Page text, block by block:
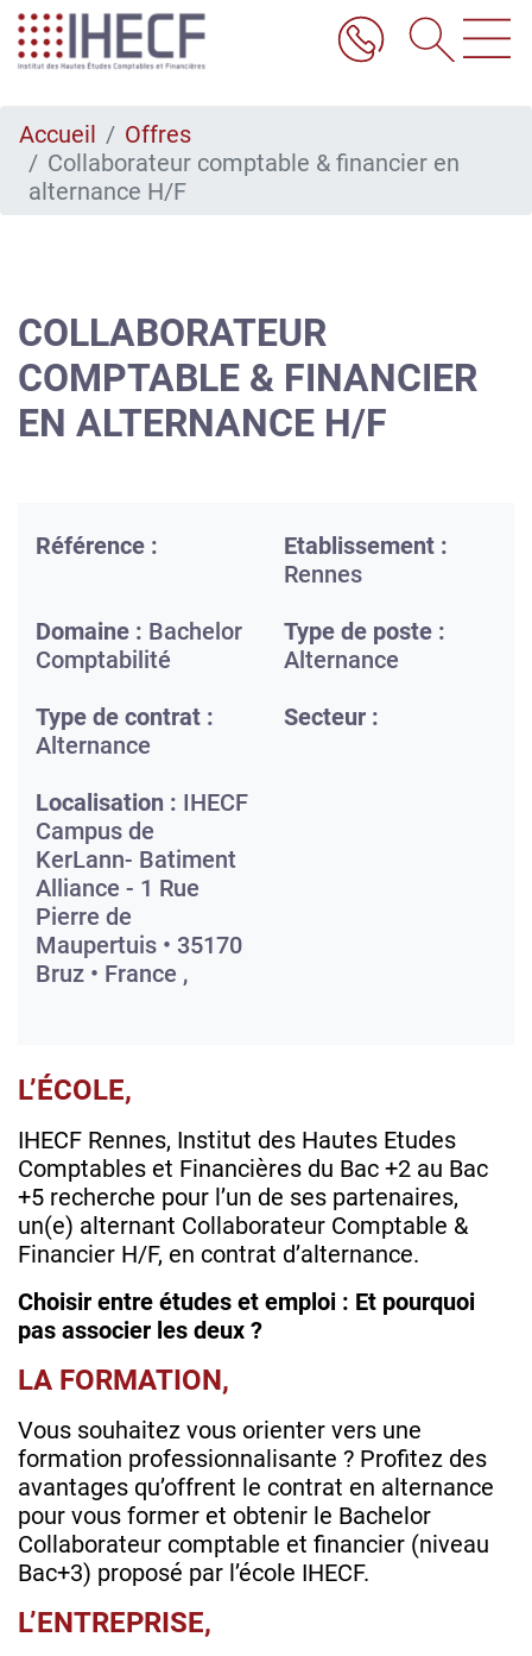
Aller
au
contenu
Accueil
Offres
Collaborateur comptable & financier en
alternance H/F
COLLABORATEUR
COMPTABLE & FINANCIER
EN ALTERNANCE H/F
Référence :
Etablissement :
Rennes
Domaine : Bachelor
Comptabilité
Type de poste :
Alternance
Type de contrat :
Alternance
Secteur :
Localisation : IHECF
Campus de
KerLann- Batiment
Alliance - 1 Rue
Pierre de
Maupertuis • 35170
Bruz • France ,
L’ÉCOLE,
IHECF Rennes, Institut des Hautes Etudes
Comptables et Financières du Bac +2 au Bac
+5 recherche pour l’un de ses partenaires,
un(e) alternant Collaborateur Comptable &
Financier H/F, en contrat d’alternance.
Choisir entre études et emploi : Et pourquoi
pas associer les deux ?
LA FORMATION,
Vous souhaitez vous orienter vers une
formation professionnalisante ? Profitez des
avantages qu’offrent le contrat en alternance
pour vous former et obtenir le Bachelor
Collaborateur comptable et financier (niveau
Bac+3) proposé par l’école IHECF.
L’ENTREPRISE,